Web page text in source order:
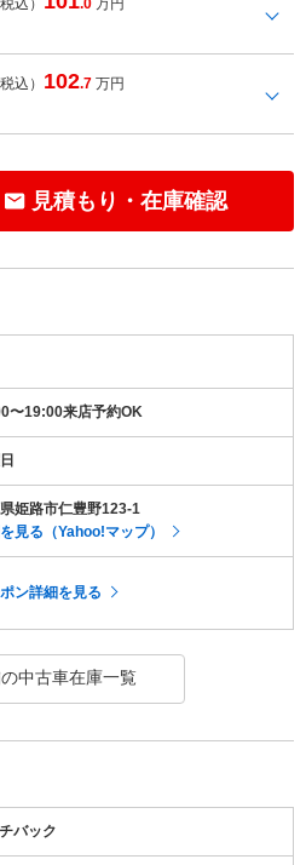
込） 102.7 万円
見積もり・在庫確認
〜19:00来店予約OK
姫路市仁豊野123-1
見る（Yahoo!マップ）
ン詳細を見る
中古車在庫一覧
バック